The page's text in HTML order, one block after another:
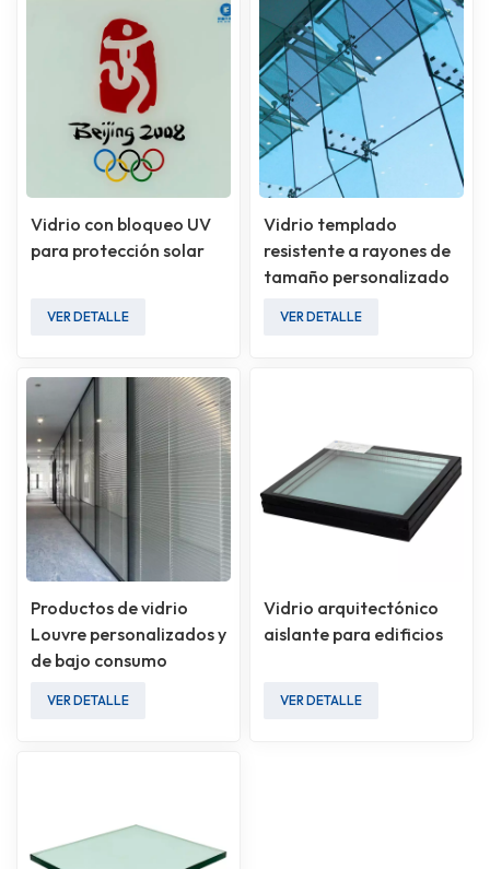
Vidrio con bloqueo UV
para protección solar
VER DETALLE
Vidrio templado
resistente a rayones de
tamaño personalizado
VER DETALLE
Productos de vidrio
Louvre personalizados y
de bajo consumo
VER DETALLE
Vidrio arquitectónico
aislante para edificios
VER DETALLE